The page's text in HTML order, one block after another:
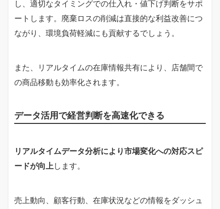
し、適切なタイミングでの仕入れ・値下げ判断をサポ
ートします。廃棄ロスの削減は直接的な利益改善につ
ながり、環境負荷軽減にも貢献するでしょう。
また、リアルタイムの在庫情報共有により、店舗間で
の商品移動も効率化されます。
データ活用で経営判断を高速化できる
リアルタイムデータ分析により市場変化への対応スピ
ードが向上 します。
売上動向、顧客行動、在庫状況などの情報をダッシュ